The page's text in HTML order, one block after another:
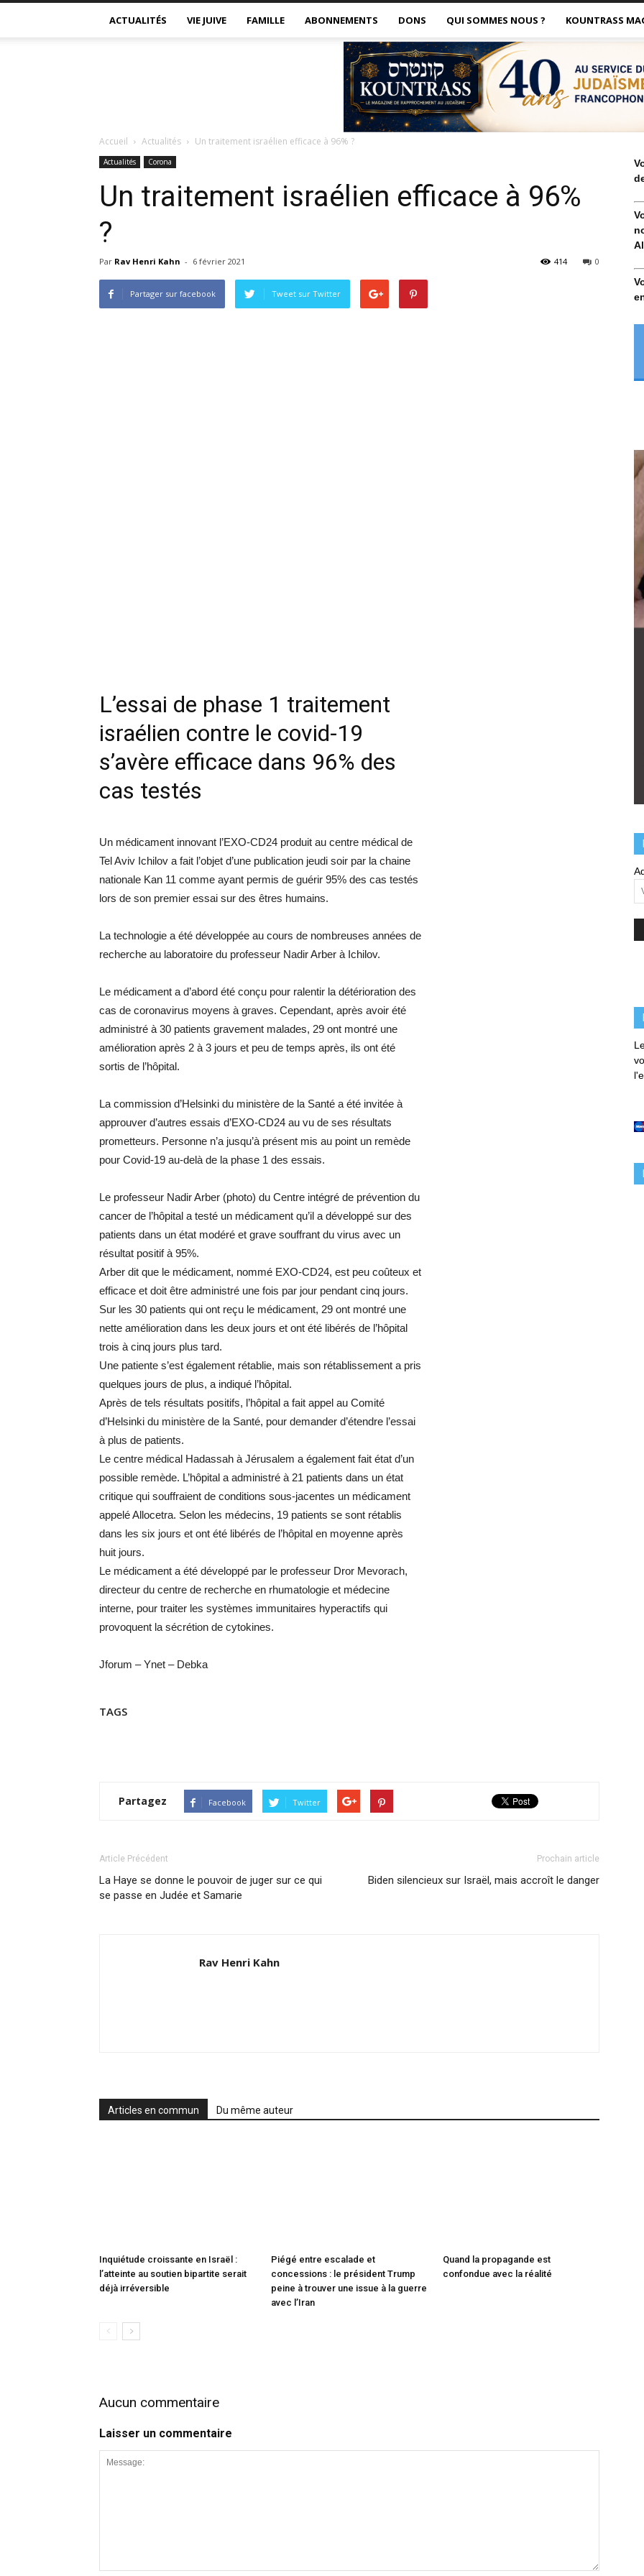
ACTUALITÉS VIE JUIVE FAMILLE ABONNEMENTS DONS QUI SOMMES NOUS ? KOUNTRASS
Accueil Actualités Un traitement israélien efficace à 96% ?
Actualités Corona
Un traitement israélien efficace à 96%
?
Par Rav Henri Kahn - 6 février 2021 0
414
Partager sur facebook Tweet sur Twitter
L’essai de phase 1 traitement
israélien contre le covid-19
s’avère efficace dans 96% des
cas testés
Un médicament innovant l’EXO-CD24 produit au centre médical de
Tel Aviv Ichilov a fait l’objet d’une publication jeudi soir par la chaine
nationale Kan 11 comme ayant permis de guérir 95% des cas testés
lors de son premier essai sur des êtres humains.
La technologie a été développée au cours de nombreuses années de
recherche au laboratoire du professeur Nadir Arber à Ichilov.
Le médicament a d’abord été conçu pour ralentir la détérioration des
cas de coronavirus moyens à graves. Cependant, après avoir été
administré à 30 patients gravement malades, 29 ont montré une
amélioration après 2 à 3 jours et peu de temps après, ils ont été
sortis de l’hôpital.
La commission d’Helsinki du ministère de la Santé a été invitée à
approuver d’autres essais d’EXO-CD24 au vu de ses résultats
prometteurs. Personne n’a jusqu’à présent mis au point un remède
pour Covid-19 au-delà de la phase 1 des essais.
Le professeur Nadir Arber (photo) du Centre intégré de prévention du
cancer de l’hôpital a testé un médicament qu’il a développé sur des
patients dans un état modéré et grave souffrant du virus avec un
résultat positif à 95%.
Arber dit que le médicament, nommé EXO-CD24, est peu coûteux et
efficace et doit être administré une fois par jour pendant cinq jours.
Sur les 30 patients qui ont reçu le médicament, 29 ont montré une
nette amélioration dans les deux jours et ont été libérés de l’hôpital
trois à cinq jours plus tard.
Une patiente s’est également rétablie, mais son rétablissement a pris
quelques jours de plus, a indiqué l’hôpital.
Après de tels résultats positifs, l’hôpital a fait appel au Comité
d’Helsinki du ministère de la Santé, pour demander d’étendre l’essai
à plus de patients.
Le centre médical Hadassah à Jérusalem a également fait état d’un
possible remède. L’hôpital a administré à 21 patients dans un état
critique qui souffraient de conditions sous-jacentes un médicament
appelé Allocetra. Selon les médecins, 19 patients se sont rétablis
dans les six jours et ont été libérés de l’hôpital en moyenne après
huit jours.
Le médicament a été développé par le professeur Dror Mevorach,
directeur du centre de recherche en rhumatologie et médecine
interne, pour traiter les systèmes immunitaires hyperactifs qui
provoquent la sécrétion de cytokines.
Jforum – Ynet – Debka
TAGS
Partagez Facebook Twitter
Article Précédent
La Haye se donne le pouvoir de juger sur ce qui
se passe en Judée et Samarie
Prochain article
Biden silencieux sur Israël, mais accroît le danger
Rav Henri Kahn
Articles en commun Du même auteur
Inquiétude croissante en Israël :
l’atteinte au soutien bipartite serait
déjà irréversible
Piégé entre escalade et
concessions : le président Trump
peine à trouver une issue à la guerre
avec l’Iran
Quand la propagande est
confondue avec la réalité
Aucun commentaire
Laisser un commentaire